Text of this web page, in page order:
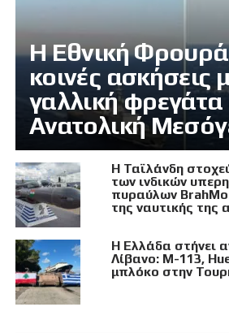
Η Εθνική
κοινές ασκήσεις
γαλλική φρεγάτα
Ανατολική
Η Ταϊλάνδη
των ινδικών
πυραύλων
της ναυτικής της
Η Ελλάδα στήνει
Λίβανο: M-113,
μπλόκο στην